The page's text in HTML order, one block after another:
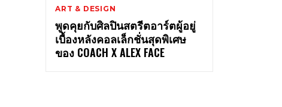
ART & DESIGN
พูดคุยกับศิลปินสตรีตอาร์ตผู้อยู่
เบื้องหลังคอลเล็กชั่นสุดพิเศษ
ของ COACH X ALEX FACE